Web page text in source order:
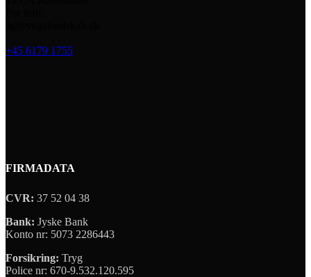
+45 6179 1755
FIRMADATA
CVR: 37 52 04 38
Bank: Jyske Bank
Konto nr: 5073 2286443
Forsikring: Tryg
Police nr: 670-9.532.120.595